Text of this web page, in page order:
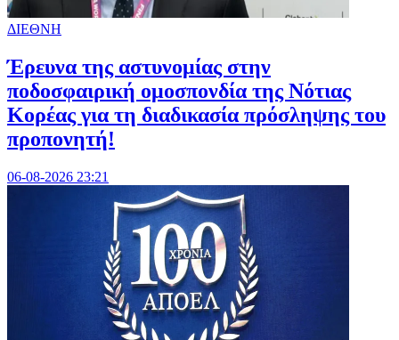
ΔΙΕΘΝΗ
Έρευνα της αστυνομίας στην
ποδοσφαιρική ομοσπονδία της Νότιας
Κορέας για τη διαδικασία πρόσληψης του
προπονητή!
06-08-2026 23:21